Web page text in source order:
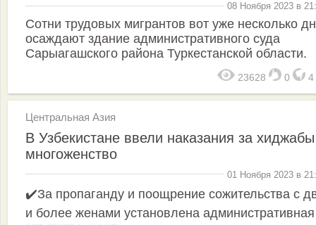
08 Ноября 2023 в
Сотни трудовых мигрантов вот уже несколько
осаждают здание административного суда
Сарыагашского района Туркестанской области.
23628 0 4
Центральная Азия
В Узбекистане ввели наказания за
многоженство
01 Ноября 2023 в
✔️За пропаганду и поощрение сожительства с
и более женами установлена административная